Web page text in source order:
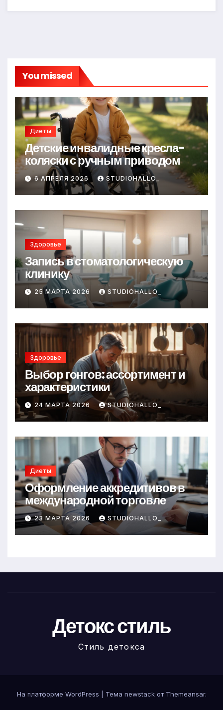
You missed
Диеты
Детские инвалидные кресла-
коляски с ручным приводом
6 АПРЕЛЯ 2026 STUDIOHALLO_
Здоровье
Запись в стоматологическую
клинику
25 МАРТА 2026 STUDIOHALLO_
Здоровье
Выбор гонгов: ассортимент и
характеристики
24 МАРТА 2026 STUDIOHALLO_
Диеты
Оформление аккредитивов в
международной торговле
23 МАРТА 2026 STUDIOHALLO_
Детокс стиль
Стиль детокса
На платформе WordPress Тема newstack от Themeansar.